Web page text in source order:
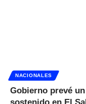
NACIONALES
Gobierno prevé